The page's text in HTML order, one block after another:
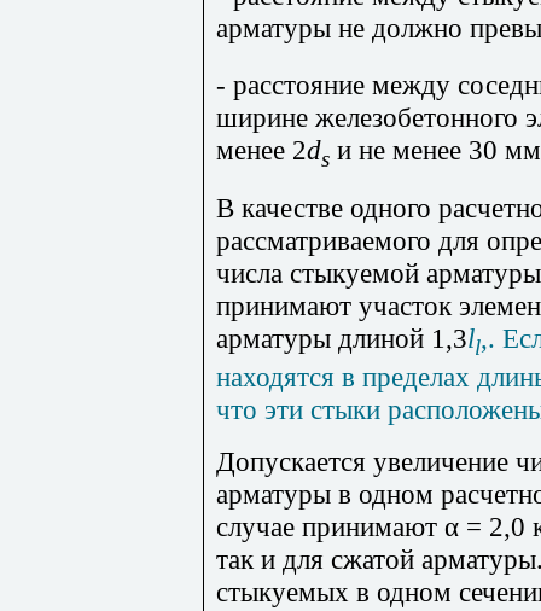
арматуры не должно
- расстояние между
ширине железобетонного
менее 2ds и не менее 30
В качестве одного
рассматриваемого для
числа стыкуемой
принимают участок
арматуры длиной 1,3ll,.
находятся в пределах
что эти стыки
Допускается увеличение
арматуры в одном
случае принимают α = 2,0
так и для сжатой
стыкуемых в одном